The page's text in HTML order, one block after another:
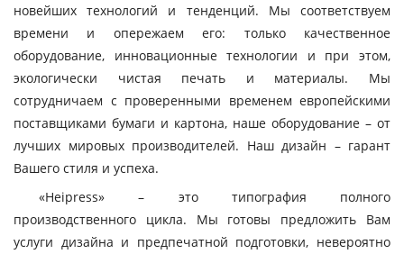
новейших технологий и тенденций. Мы соответствуем
времени и опережаем его: только качественное
оборудование, инновационные технологии и при этом,
экологически чистая печать и материалы. Мы
сотрудничаем с проверенными временем европейскими
поставщиками бумаги и картона, наше оборудование – от
лучших мировых производителей. Наш дизайн – гарант
Вашего стиля и успеха.
«Heipress» – это типография полного
производственного цикла. Мы готовы предложить Вам
услуги дизайна и предпечатной подготовки, невероятно